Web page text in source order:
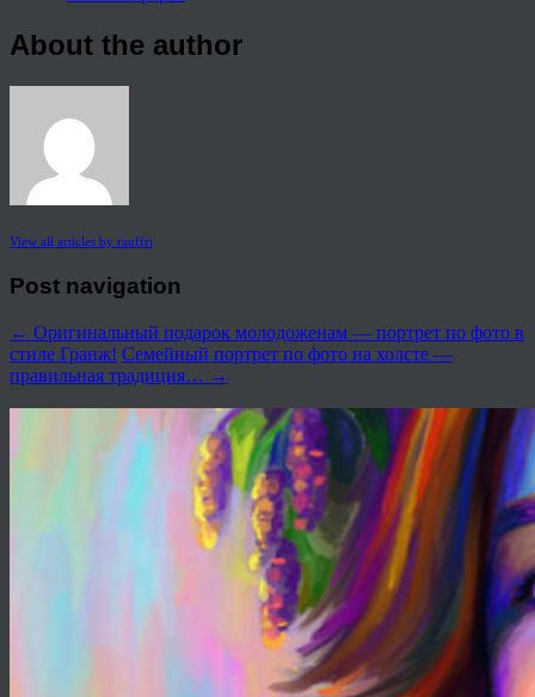
About the author
View all articles by rauffri
Post navigation
← Оригинальный подарок молодоженам — портрет по фото в
стиле Гранж! Семейный портрет по фото на холсте —
правильная традиция… →